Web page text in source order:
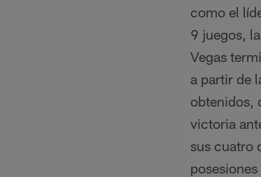
como el
9 juegos,
Vegas
a partir de
obtenidos,
victoria
sus cuatro